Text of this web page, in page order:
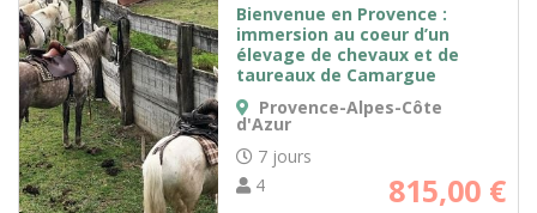
Bienvenue en Provence :
immersion au coeur d’un
élevage de chevaux et de
taureaux de Camargue
Provence-Alpes-Côte
d'Azur
7 jours
4
815,00 €